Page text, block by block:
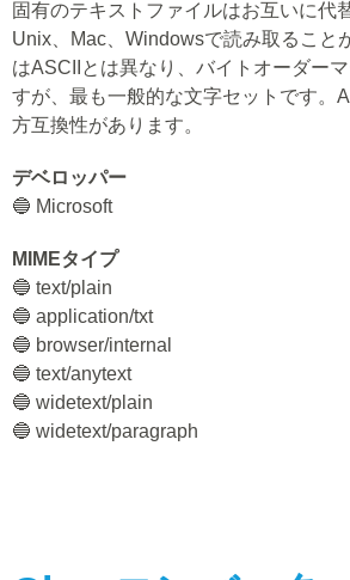
固有のテキストファイルはお互いに代
Unix、Mac、Windowsで読み取ること
はASCIIとは異なり、バイトオーダー
すが、最も一般的な文字セットです。
方互換性があります。
デベロッパー
🔵 Microsoft
MIMEタイプ
🔵 text/plain
🔵 application/txt
🔵 browser/internal
🔵 text/anytext
🔵 widetext/plain
🔵 widetext/paragraph